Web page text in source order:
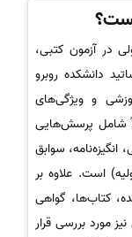
در آزمون کتبی،
دانشکده روبرو
و ویژگی‌های
شامل پرسش‌هایی
سوابق
است. علاوه بر
کتاب‌ها، گواهی
مورد بررسی قرار